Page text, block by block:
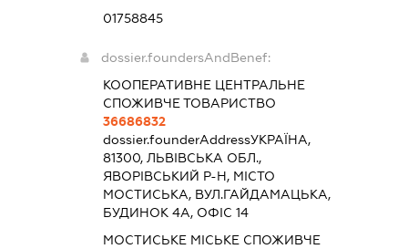
01758845
dossier.foundersAndBenef:
КООПЕРАТИВНЕ ЦЕНТРАЛЬНЕ
СПОЖИВЧЕ ТОВАРИСТВО
36686832
dossier.founderAddressУКРАЇНА,
81300, ЛЬВІВСЬКА ОБЛ.,
ЯВОРІВСЬКИЙ Р-Н, МІСТО
МОСТИСЬКА, ВУЛ.ГАЙДАМАЦЬКА,
БУДИНОК 4А, ОФІС 14
МОСТИСЬКЕ МІСЬКЕ СПОЖИВЧЕ